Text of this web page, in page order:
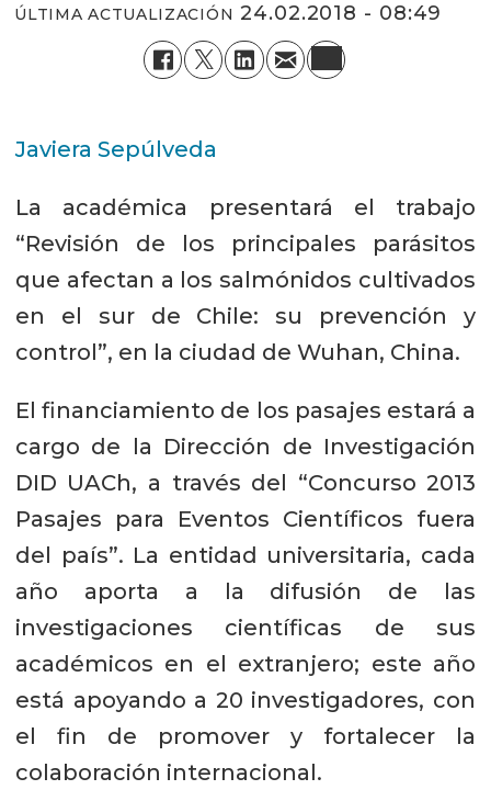
ÚLTIMA ACTUALIZACIÓN 24.02.2018 - 08:49
Javiera Sepúlveda
La académica presentará el trabajo
“Revisión de los principales parásitos
que afectan a los salmónidos cultivados
en el sur de Chile: su prevención y
control”, en la ciudad de Wuhan, China.
El financiamiento de los pasajes estará a
cargo de la Dirección de Investigación
DID UACh, a través del “Concurso 2013
Pasajes para Eventos Científicos fuera
del país”. La entidad universitaria, cada
año aporta a la difusión de las
investigaciones científicas de sus
académicos en el extranjero; este año
está apoyando a 20 investigadores, con
el fin de promover y fortalecer la
colaboración internacional.